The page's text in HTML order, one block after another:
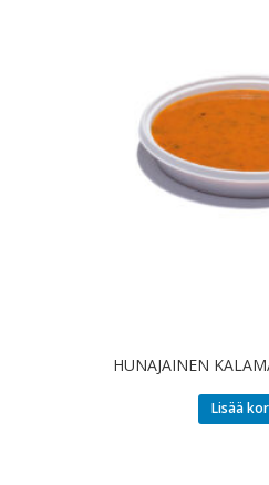
HUNAJAINEN
Lisää